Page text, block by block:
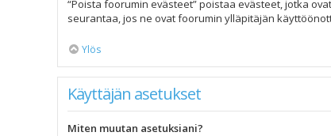
“Poista foorumin evästeet” poistaa evästeet, jotka
seurantaa, jos ne ovat foorumin ylläpitäjän
Ylös
Käyttäjän asetukset
Miten muutan asetuksiani?